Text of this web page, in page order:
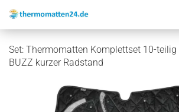
Set: Thermomatten Komplettset 10-teilig
BUZZ kurzer Radstand